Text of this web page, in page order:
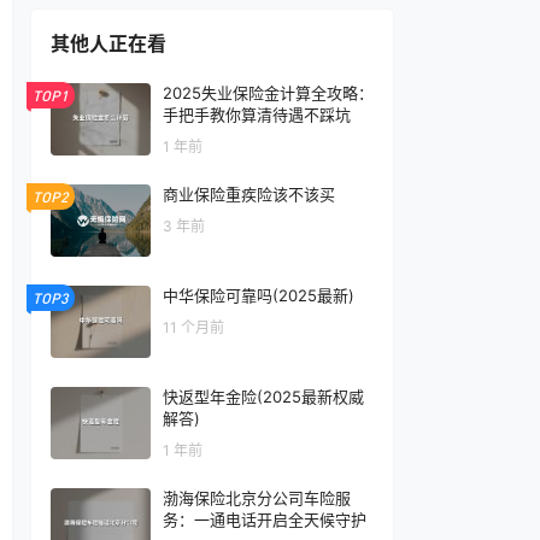
其他人正在看
TOP1
2025失业保险金计算全攻略：
手把手教你算清待遇不踩坑
1 年前
TOP2 商业保险重疾险该不该买
3 年前
TOP3 中华保险可靠吗(2025最新)
11 个月前
快返型年金险(2025最新权威
解答)
1 年前
渤海保险北京分公司车险服
务：一通电话开启全天候守护